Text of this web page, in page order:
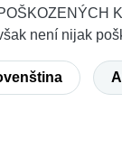
není nijak